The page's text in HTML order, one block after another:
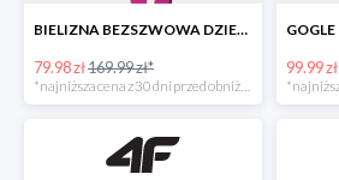
BIELIZNA BEZSZWOWA DZIEWCZĘCA (GÓRA I DÓŁ) -52%
79.98 zł169.99 zł*
*najniższa cena z 30 dni przed obniżką
99.99 zł